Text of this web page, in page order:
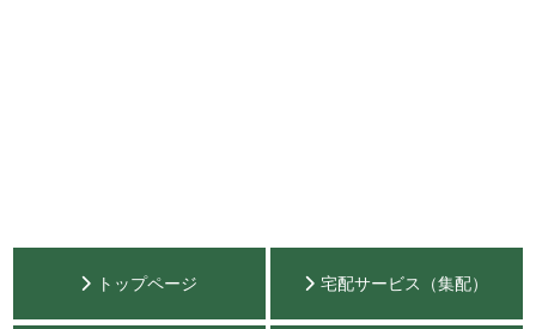
トップページ 宅配サービス（集配）